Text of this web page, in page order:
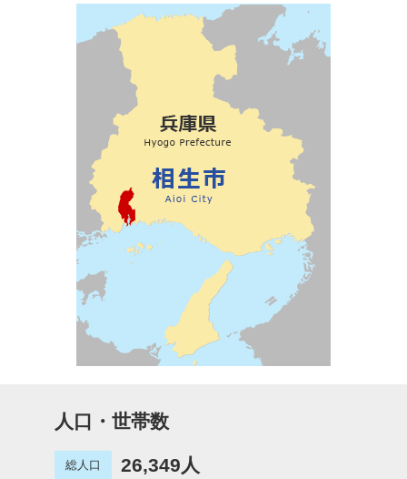
人口・世帯数
総人口 26,349人